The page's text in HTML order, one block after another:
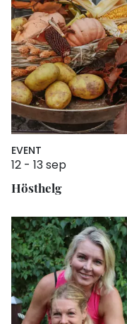
EVENT
12- 13 sep
Hösthelg